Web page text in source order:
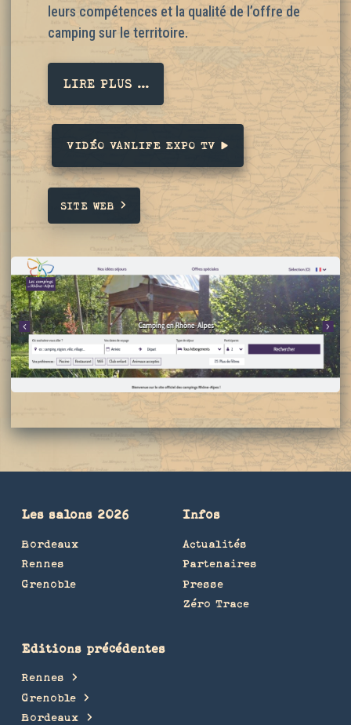
leurs compétences et la qualité de l’offre de
camping sur le territoire.
LIRE PLUS ...
VIDÉO VANLIFE EXPO TV
SITE WEB
Les salons 2026
Bordeaux
Rennes
Grenoble
Infos
Actualités
Partenaires
Presse
Zéro Trace
Editions précédentes
Rennes
Grenoble
Bordeaux